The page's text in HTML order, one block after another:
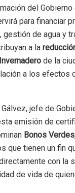
del Gobierno
para financiar
gestión de agua y
a la
de la
a los efectos
jefe de
emisión de
Bonos Verdes
que tienen un fin
con la
de vida de